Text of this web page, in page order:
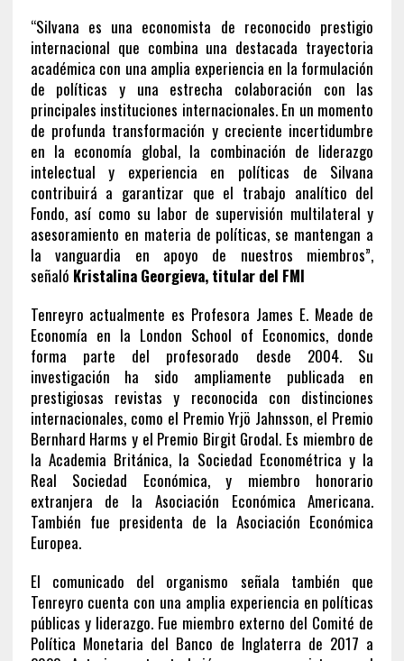
“Silvana es una economista de reconocido prestigio
internacional que combina una destacada trayectoria
académica con una amplia experiencia en la formulación
de políticas y una estrecha colaboración con las
principales instituciones internacionales. En un momento
de profunda transformación y creciente incertidumbre
en la economía global, la combinación de liderazgo
intelectual y experiencia en políticas de Silvana
contribuirá a garantizar que el trabajo analítico del
Fondo, así como su labor de supervisión multilateral y
asesoramiento en materia de políticas, se mantengan a
la vanguardia en apoyo de nuestros miembros”,
señaló Kristalina Georgieva, titular del FMI
Tenreyro actualmente es Profesora James E. Meade de
Economía en la London School of Economics, donde
forma parte del profesorado desde 2004. Su
investigación ha sido ampliamente publicada en
prestigiosas revistas y reconocida con distinciones
internacionales, como el Premio Yrjö Jahnsson, el Premio
Bernhard Harms y el Premio Birgit Grodal. Es miembro de
la Academia Británica, la Sociedad Econométrica y la
Real Sociedad Económica, y miembro honorario
extranjera de la Asociación Económica Americana.
También fue presidenta de la Asociación Económica
Europea.
El comunicado del organismo señala también que
Tenreyro cuenta con una amplia experiencia en políticas
públicas y liderazgo. Fue miembro externo del Comité de
Política Monetaria del Banco de Inglaterra de 2017 a